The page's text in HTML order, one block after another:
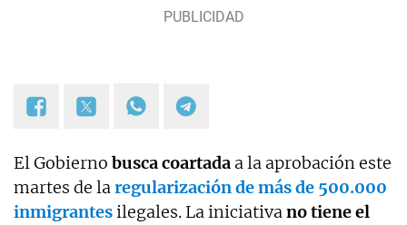
El Gobierno busca coartada a la aprobación este
martes de laregularización de más de 500.000
inmigrantesilegales. La iniciativano tiene el